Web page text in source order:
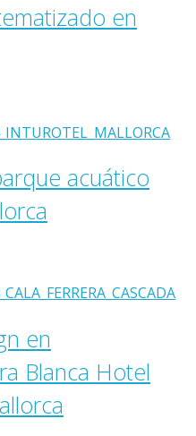
en
acuático
en
Blanca Hotel